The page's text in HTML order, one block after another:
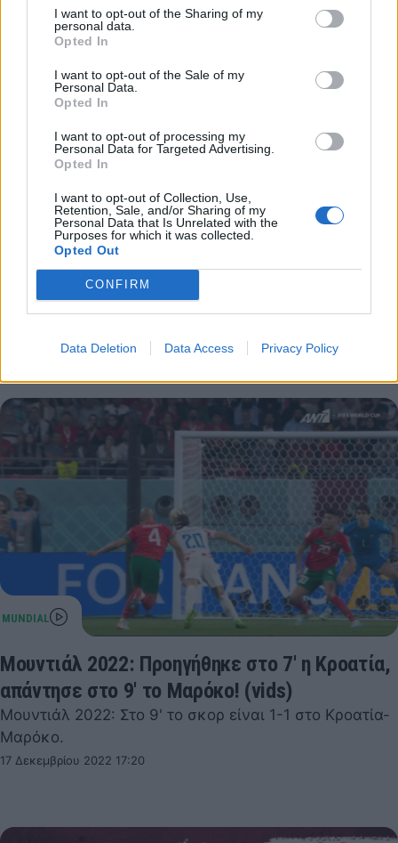
I want to opt-out of the Sharing of my
personal data.
Opted In
I want to opt-out of the Sale of my
Personal Data.
Opted In
I want to opt-out of processing my
Personal Data for Targeted Advertising.
Opted In
I want to opt-out of Collection, Use,
Retention, Sale, and/or Sharing of my
Personal Data that Is Unrelated with the
Purposes for which it was collected.
Opted Out
CONFIRM
Data Deletion Data Access Privacy Policy
Μουντιάλ 2022: Γκολάρα ο Όρσιτς για το
Κροατία-Μαρόκο 2-1
Μουντιάλ 2022: Η Κροατία προηγείται 2-1 του
Μουντιάλ 2022: Προηγήθηκε στο 7' η Κροατία,
απάντησε στο 9' το Μαρόκο! (vids)
Μουντιάλ 2022: Στο 9' το σκορ είναι 1-1 στο Κροατία-
Μαρόκο.
17 Δεκεμβρίου 2022 17:20